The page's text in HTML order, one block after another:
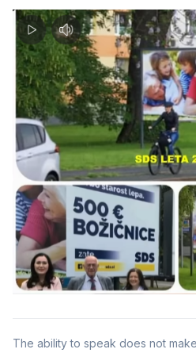
The ability to speak does not